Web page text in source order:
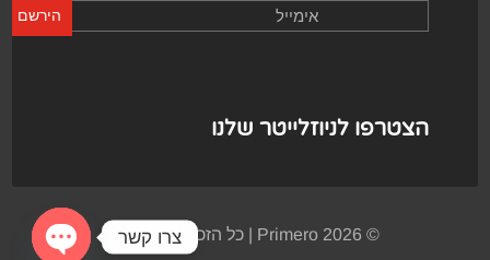
הירשם
הצטרפו לניוזלייטר שלנו
© Primero 2026 | כל הזכויות שמורות צרו קשר